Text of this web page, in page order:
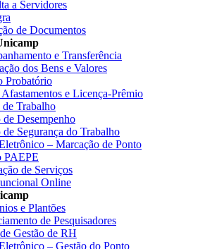
a Servidores
de Documentos
e Transferência
dos Bens e Valores
Probatório
Afastamentos e Licença-Prêmio
Trabalho
de Desempenho
de Segurança do Trabalho
– Marcação de Ponto
PAEPE
de Serviços
Online
e Plantões
de Pesquisadores
Gestão de RH
– Gestão do Ponto